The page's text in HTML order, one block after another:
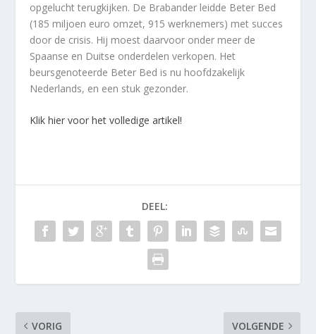
opgelucht terugkijken. De Brabander leidde Beter Bed
(185 miljoen euro omzet, 915 werknemers) met succes
door de crisis. Hij moest daarvoor onder meer de
Spaanse en Duitse onderdelen verkopen. Het
beursgenoteerde Beter Bed is nu hoofdzakelijk
Nederlands, en een stuk gezonder.
Klik hier voor het volledige artikel!
DEEL:
VORIG VOLGENDE